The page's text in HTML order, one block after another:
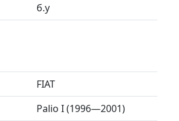
б.у
FIAT
Palio I (1996—2001)